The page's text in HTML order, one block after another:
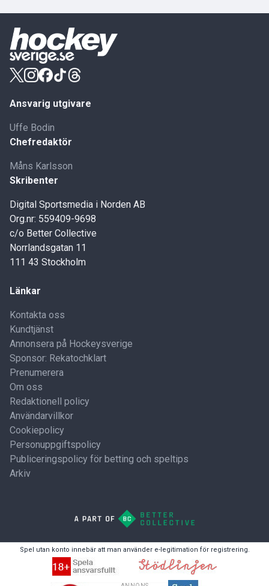
Ansvarig utgivare
Uffe Bodin
Chefredaktör
Måns Karlsson
Skribenter
Digital Sportsmedia i Norden AB
Org.nr: 559409-9698
c/o Better Collective
Norrlandsgatan 11
111 43 Stockholm
Länkar
Kontakta oss
Kundtjänst
Annonsera på Hockeysverige
Sponsor: Rekatochklart
Prenumerera
Om oss
Redaktionell policy
Användarvillkor
Cookiepolicy
Personuppgiftspolicy
Publiceringspolicy för betting och speltips
Arkiv
Spel utan konto innebär att man använder e-legitimation för registrering.